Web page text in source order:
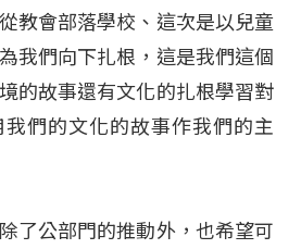
教會部落學校、這次是以兒童
我們向下扎根，這是我們這個
的故事還有文化的扎根學習對
們的文化的故事作我們的主
了公部門的推動外，也希望可